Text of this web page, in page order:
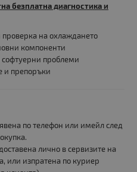
безплатна диагностика и
на охлаждането
компоненти
проблеми
и препоръки
по телефон или имейл след
лично в сервизите на
или изпратена по куриер